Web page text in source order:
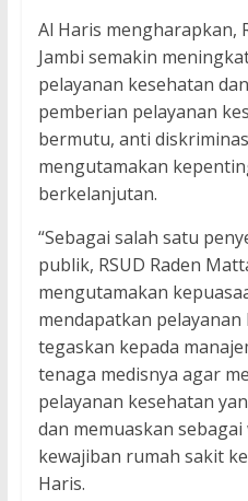
Al Haris mengharapkan,
Jambi semakin
pelayanan kesehatan
pemberian pelayanan
bermutu, anti
mengutamakan
berkelanjutan.
“Sebagai salah satu
publik, RSUD Raden
mengutamakan
mendapatkan pelayanan
tegaskan kepada
tenaga medisnya agar
pelayanan kesehatan
dan memuaskan
kewajiban rumah sakit
Haris.